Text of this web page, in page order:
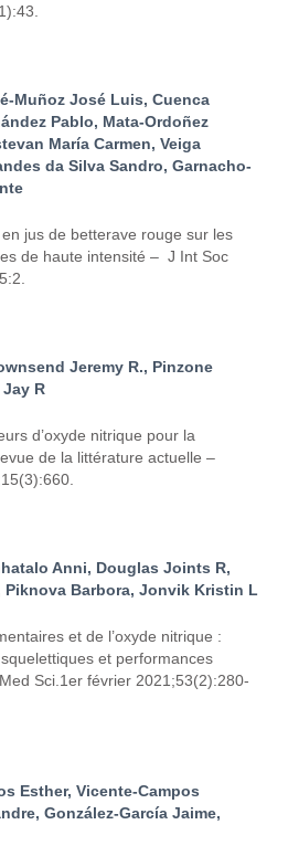
Muñoz José Luis, Cuenca
Pablo, Mata-Ordoñez
María Carmen, Veiga
da Silva Sandro, Garnacho-
jus de betterave rouge sur les
de haute intensité – J Int Soc
Jeremy R., Pinzone
R
d’oxyde nitrique pour la
de la littérature actuelle –
Anni, Douglas Joints R,
Piknova Barbora, Jonvik Kristin L
et de l’oxyde nitrique :
et performances
Sci.1er février 2021;53(2):280-
Esther, Vicente-Campos
González-García Jaime,